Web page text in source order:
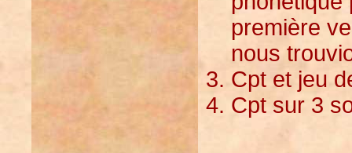
première
nous
Cpt et jeu
Cpt sur 3